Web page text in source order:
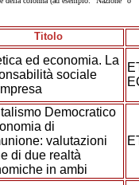
Titolo
ed economia. La
sociale
Democratico
di
valutazioni
di due realtà
in ambi